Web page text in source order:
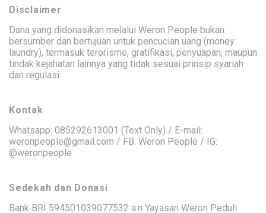
Disclaimer
Dana yang didonasikan melalui Weron People bukan
bersumber dan bertujuan untuk pencucian uang (money
laundry), termasuk terorisme, gratifikasi, penyuapan, maupun
tindak kejahatan lainnya yang tidak sesuai prinsip syariah
dan regulasi.
Kontak
Whatsapp: 085292613001 (Text Only) / E-mail:
weronpeople@gmail.com / FB: Weron People / IG:
@weronpeople
Sedekah dan Donasi
Bank BRI 594501039077532 a.n Yayasan Weron Peduli